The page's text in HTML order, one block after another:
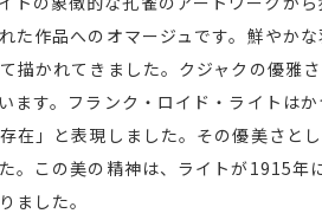
た作品へのオマージュです。鮮やか
描かれてきました。クジャクの優雅
ます。フランク・ロイド・ライトは
在」と表現しました。その優美さと
。この美の精神は、ライトが1915年
ました。